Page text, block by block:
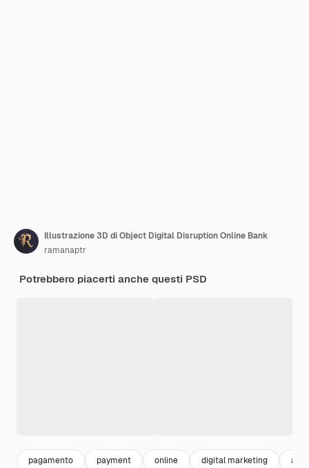
Illustrazione 3D di Object Digital Disruption Online Bank
ramanaptr
Potrebbero piacerti anche questi PSD
pagamento payment online digital marketing